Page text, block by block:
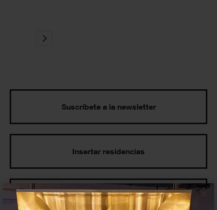
×
Suscríbete a la newsletter
Insertar residencias
Insertar exposición o evento